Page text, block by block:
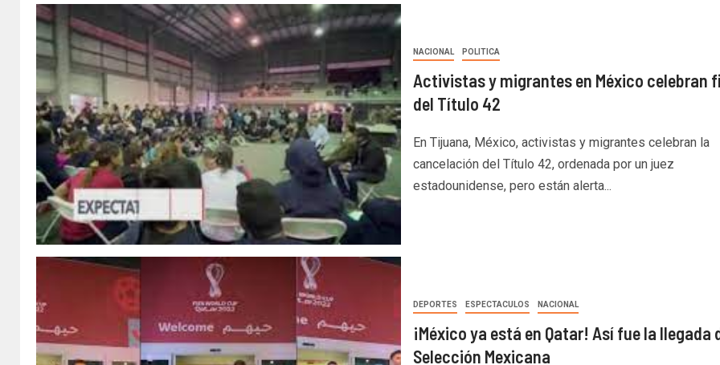
NACIONAL POLITICA
Activistas y migrantes en México celebran
del Título 42
En Tijuana, México, activistas y migrantes celebran la
cancelación del Título 42, ordenada por un juez
estadounidense, pero están alerta...
DEPORTES ESPECTACULOS NACIONAL
¡México ya está en Qatar! Así fue la llegada
Selección Mexicana